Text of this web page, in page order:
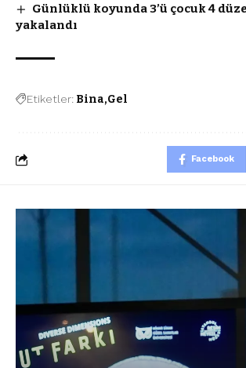
Günlüklü koyunda 3’ü çocuk 4
yakalandı
Etiketler: Bina Gel
Facebook